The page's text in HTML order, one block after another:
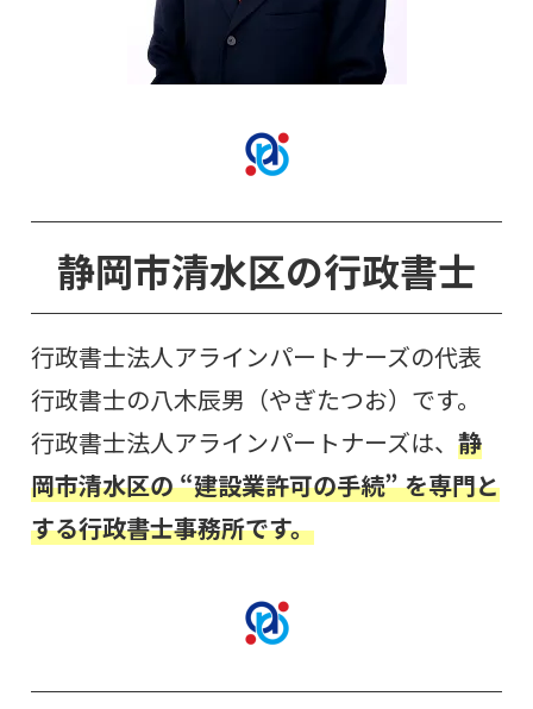
静岡市清水区の行政書士
行政書士法人アラインパートナーズの代表
行政書士の八木辰男（やぎたつお）です。
行政書士法人アラインパートナーズは、静
岡市清水区の “建設業許可の手続”を専門と
する行政書士事務所です。